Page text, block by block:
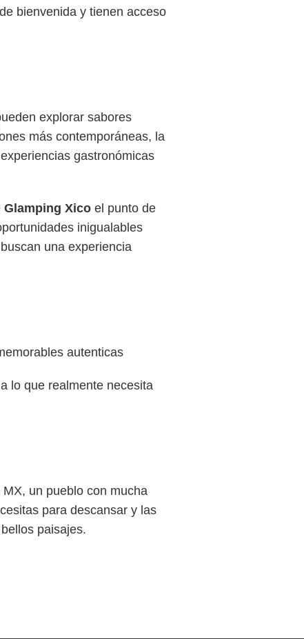
bienvenida y tienen acceso
explorar sabores
más contemporáneas, la
gastronómicas
Glamping Xico el punto de
inigualables
una experiencia
autenticas
lo que realmente necesita
un pueblo con mucha
para descansar y las
paisajes.